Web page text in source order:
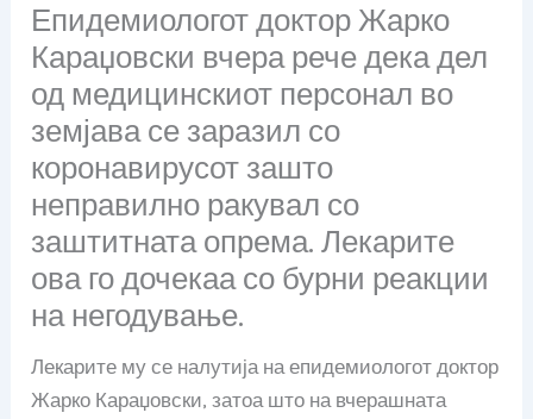
Епидемиологот доктор Жарко
Караџовски вчера рече дека дел
од медицинскиот персонал во
земјава се заразил со
коронавирусот зашто
неправилно ракувал со
заштитната опрема. Лекарите
ова го дочекаа со бурни реакции
на негодување.
Лекарите му се налутија на епидемиологот доктор
Жарко Караџовски, затоа што на вчерашната